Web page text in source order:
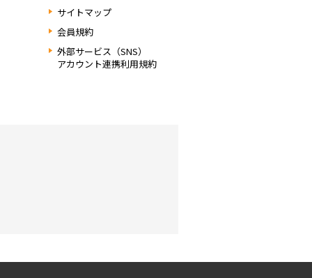
サイトマップ
会員規約
外部サービス（SNS）
アカウント連携利用規約